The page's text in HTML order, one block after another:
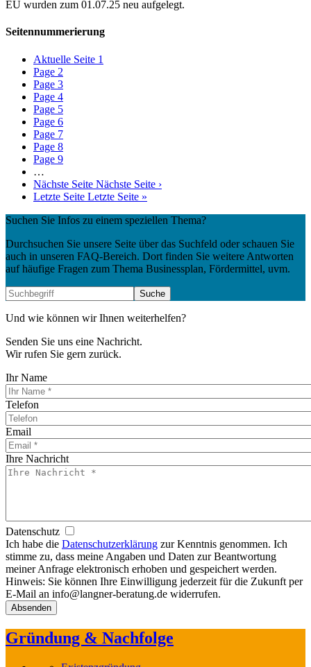
EU wurden zum 01.07.25 neu aufgelegt.
Seitennummerierung
Aktuelle Seite 1
Page 2
Page 3
Page 4
Page 5
Page 6
Page 7
Page 8
Page 9
…
Nächste Seite Nächste Seite ›
Letzte Seite Letzte Seite »
Suchen Sie Infos zu einem speziellen Thema?
Durchsuchen Sie unsere Seite über das Suchfeld oder schauen Sie
auch in unseren FAQ-Bereich. Dort finden Sie weitere Antworten
auf häufige Fragen zum Thema Businessplan, Fördermittel, uvm.
Und wie können wir Ihnen weiterhelfen?
Senden Sie uns eine Nachricht.
Wir rufen Sie gern zurück.
Ihr Name
Telefon
Email
Ihre Nachricht
Datenschutz
Ich habe die Datenschutzerklärung zur Kenntnis genommen. Ich
stimme zu, dass meine Angaben und Daten zur Beantwortung
meiner Anfrage elektronisch erhoben und gespeichert werden.
Hinweis: Sie können Ihre Einwilligung jederzeit für die Zukunft per
E-Mail an info@langner-beratung.de widerrufen.
Gründung & Nachfolge